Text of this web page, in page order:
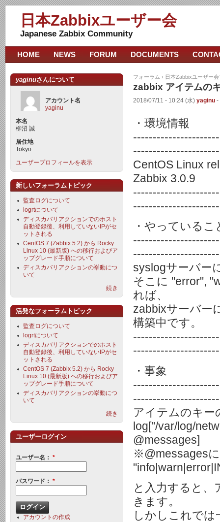
日本Zabbixユーザー会
Japanese Zabbix Community
フォーラム › 日本Zabbixユーザー
zabbix アイテムの
2018/07/11 - 10:24 (水) yaginu -
・環境情報
CentOS Linux
Zabbix 3.0.9
・やっているこ
syslogサーバー
そこに "error",
れば、
zabbixサーバー
構築中です。
・事象
アイテムのキー
log["/var/log/
@messages]
※@messages
と入力すると、
きます。
しかしこれでは
HOME NEWS FORUM DOCUMENTS
yaginuさんについて
アカウント名
yaginu
本名
柳沼 誠
居住地
Tokyo
ユーザープロフィールを表示
新しいフォーラムトピック
監査ログについて
logrtについて
ディスカバリアクションでのホスト
自動登録後、利用していないIPがセ
ットされる
CentOS 7 (Zabbix 5.2) から Rocky
Linux 10 (最新版) への移行およびア
ップグレード手順について
ディスカバリアクションの挙動につ
いて
続き
活発なフォーラムトピック
監査ログについて
logrtについて
ディスカバリアクションでのホスト
自動登録後、利用していないIPがセ
ットされる
CentOS 7 (Zabbix 5.2) から Rocky
Linux 10 (最新版) への移行およびア
ップグレード手順について
ディスカバリアクションの挙動につ
いて
続き
ユーザーログイン
ユーザー名： *
パスワード： *
アカウントの作成